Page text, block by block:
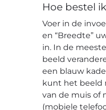
Hoe bestel
Voer in de
en “Breedte”
in. In de
beeld
een blauw
kunt het beeld
van de muis of
(mobiele